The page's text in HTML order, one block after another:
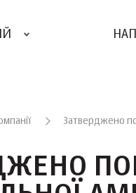
Затверджено